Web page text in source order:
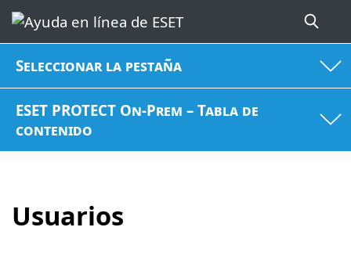
Seleccionar la pestaña
ESET PROTECT On-Prem – Tabla de
contenido
Usuarios